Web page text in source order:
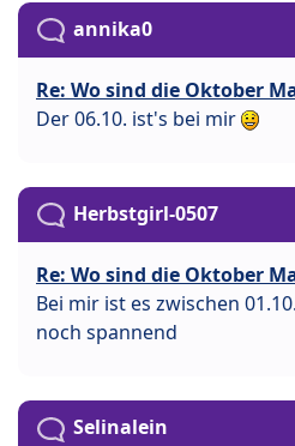
annika0
Re: Wo sind die Oktober
Der 06.10. ist's bei mir
Herbstgirl-0507
Re: Wo sind die Oktober
Bei mir ist es zwischen
noch spannend
Selinalein